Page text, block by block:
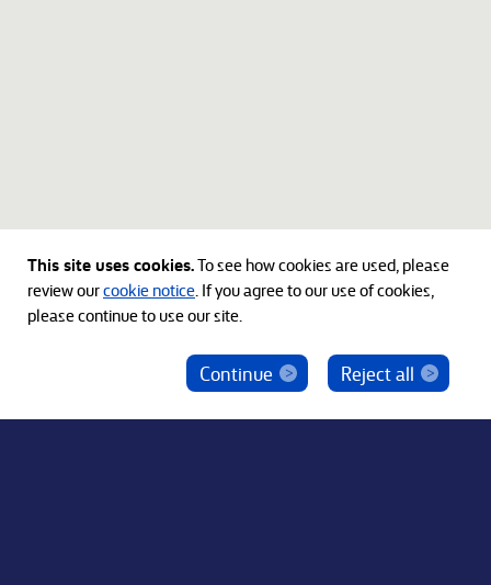
ベインキャピタル社員を騙った投資勧誘にご注意
This site uses cookies.To see how cookies are used, please
review ourcookie notice. If you agree to our use of cookies,
please continue to use our site.
Reject all
Continue